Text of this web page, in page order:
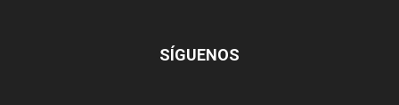
SÍGUENOS